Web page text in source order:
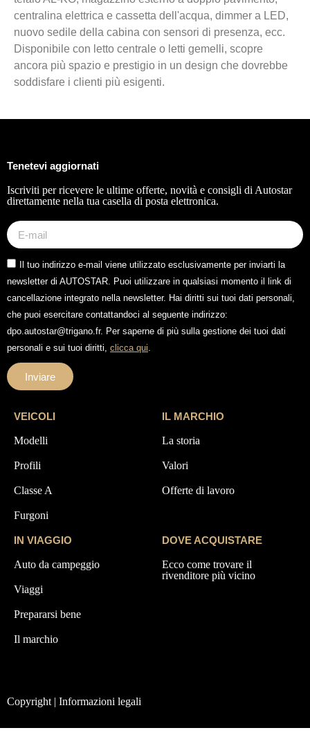
centralina elettrica e cassetta dell'acqua, dimmer a LED,
nuovo sedile della cabina con sensori di presenza, ecc.
Disponibile con letto centrale o letti gemelli, scopre
ancora più spazio e prestigio in un design che dovrebbe
soddisfare i clienti più esigenti.
Tenetevi aggiornati
Iscriviti per ricevere le ultime offerte, novità e consigli di Autostar
direttamente nella tua casella di posta elettronica.
Il tuo indirizzo e-mail viene utilizzato esclusivamente per inviarti la
newsletter di AUTOSTAR. Puoi utilizzare in qualsiasi momento il link di
cancellazione integrato nella newsletter. Hai diritti sui tuoi dati personali,
che puoi esercitare contattandoci al seguente indirizzo:
dpo.autostar@trigano.fr. Per saperne di più sulla gestione dei tuoi dati
personali e sui tuoi diritti, clicca qui
Inviare
VEICOLI
Modelli
Profili
Classe A
Furgoni
IL MARCHIO
La storia
Valori
Offerte di lavoro
IN VIAGGIO
Auto da campeggio
Viaggi
Prepararsi bene
Il marchio
DOVE ACQUISTARE
Ecco come trovare il
rivenditore più vicino
Copyright | Informazioni legali